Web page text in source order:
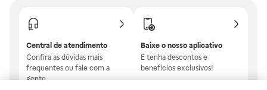
Central de atendimento
Confira as dúvidas mais
frequentes ou fale com a
gente.
Baixe o nosso aplicativo
E tenha descontos e
benefícios exclusivos!